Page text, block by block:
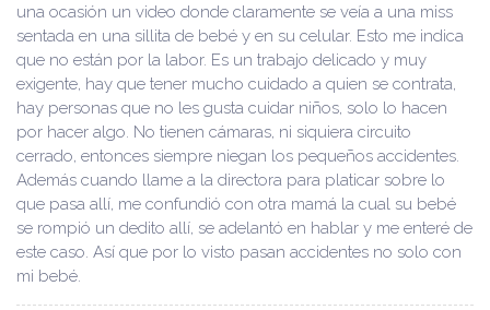
una ocasión un video donde claramente se veía a una miss
sentada en una sillita de bebé y en su celular. Esto me indica
que no están por la labor. Es un trabajo delicado y muy
exigente, hay que tener mucho cuidado a quien se contrata,
hay personas que no les gusta cuidar niños, solo lo hacen
por hacer algo. No tienen cámaras, ni siquiera circuito
cerrado, entonces siempre niegan los pequeños accidentes.
Además cuando llame a la directora para platicar sobre lo
que pasa allí, me confundió con otra mamá la cual su bebé
se rompió un dedito allí, se adelantó en hablar y me enteré de
este caso. Así que por lo visto pasan accidentes no solo con
mi bebé.